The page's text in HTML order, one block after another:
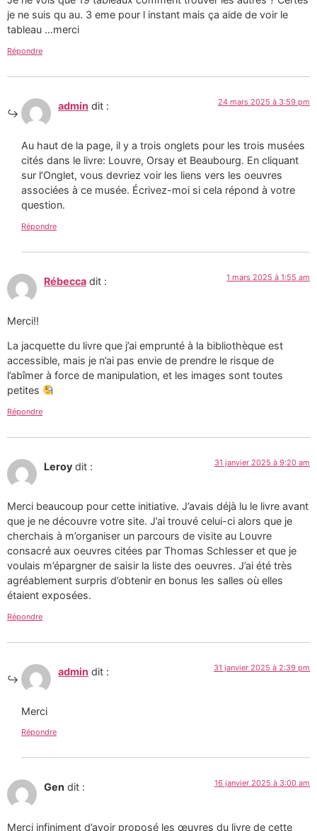
je ne suis qu au. 3 eme pour l instant mais ça aide de voir le
tableau …merci
Répondre
admin dit : 24 mars 2025 à 3:59 pm
Au haut de la page, il y a trois onglets pour les trois musées
cités dans le livre: Louvre, Orsay et Beaubourg. En cliquant
sur l’Onglet, vous devriez voir les liens vers les oeuvres
associées à ce musée. Écrivez-moi si cela répond à votre
question.
Répondre
Rébecca dit : 1 mars 2025 à 1:55 am
Merci!!
La jacquette du livre que j’ai emprunté à la bibliothèque est
accessible, mais je n’ai pas envie de prendre le risque de
l’abîmer à force de manipulation, et les images sont toutes
petites
Répondre
Leroy dit : 31 janvier 2025 à 9:20 am
Merci beaucoup pour cette initiative. J’avais déjà lu le livre avant
que je ne découvre votre site. J’ai trouvé celui-ci alors que je
cherchais à m’organiser un parcours de visite au Louvre
consacré aux oeuvres citées par Thomas Schlesser et que je
voulais m’épargner de saisir la liste des oeuvres. J’ai été très
agréablement surpris d’obtenir en bonus les salles où elles
étaient exposées.
Répondre
admin dit : 31 janvier 2025 à 2:39 pm
Merci
Répondre
Gen dit : 16 janvier 2025 à 3:00 am
Merci infiniment d’avoir proposé les œuvres du livre de cette